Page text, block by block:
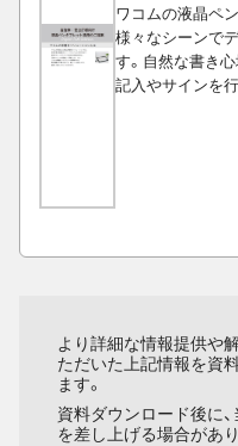
ワコムの液晶ペ
様々なシーンで
す。自然な書き
記入やサインを行
より詳細な情報提供や
ただいた上記情報を資
ます。
資料ダウンロード後に
を差し上げる場合があ